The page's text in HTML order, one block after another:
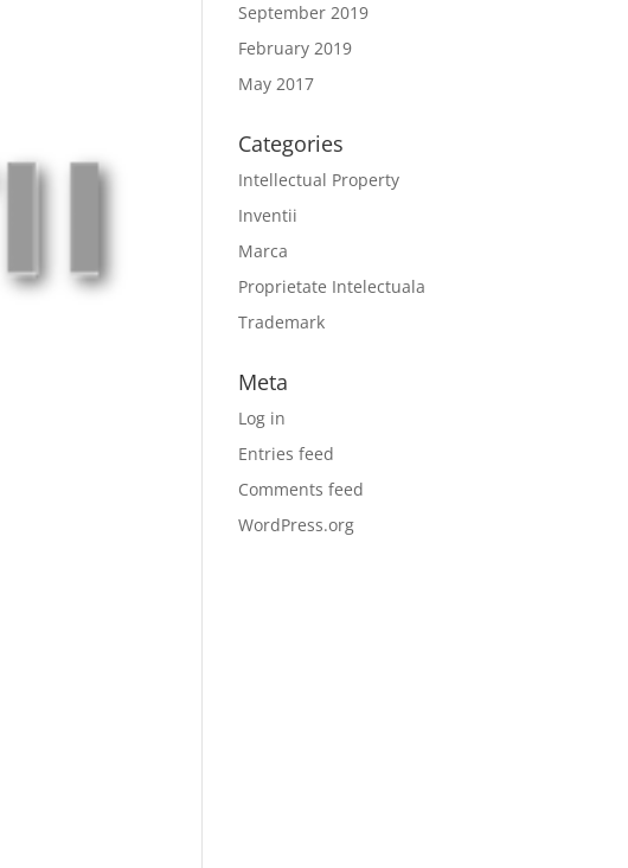
September 2019
February 2019
May 2017
Categories
Intellectual Property
Inventii
Marca
Proprietate Intelectuala
Trademark
Meta
Log in
Entries feed
Comments feed
WordPress.org